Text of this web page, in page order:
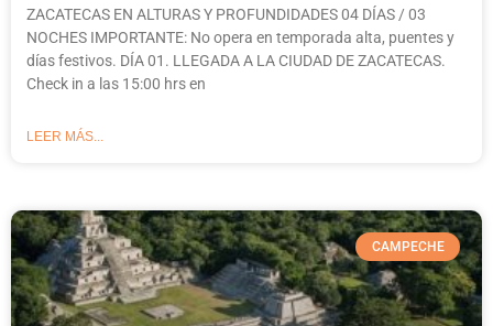
ZACATECAS EN ALTURAS Y PROFUNDIDADES 04 DÍAS / 03
NOCHES IMPORTANTE: No opera en temporada alta, puentes y
días festivos. DÍA 01. LLEGADA A LA CIUDAD DE ZACATECAS.
Check in a las 15:00 hrs en
LEER MÁS...
CAMPECHE